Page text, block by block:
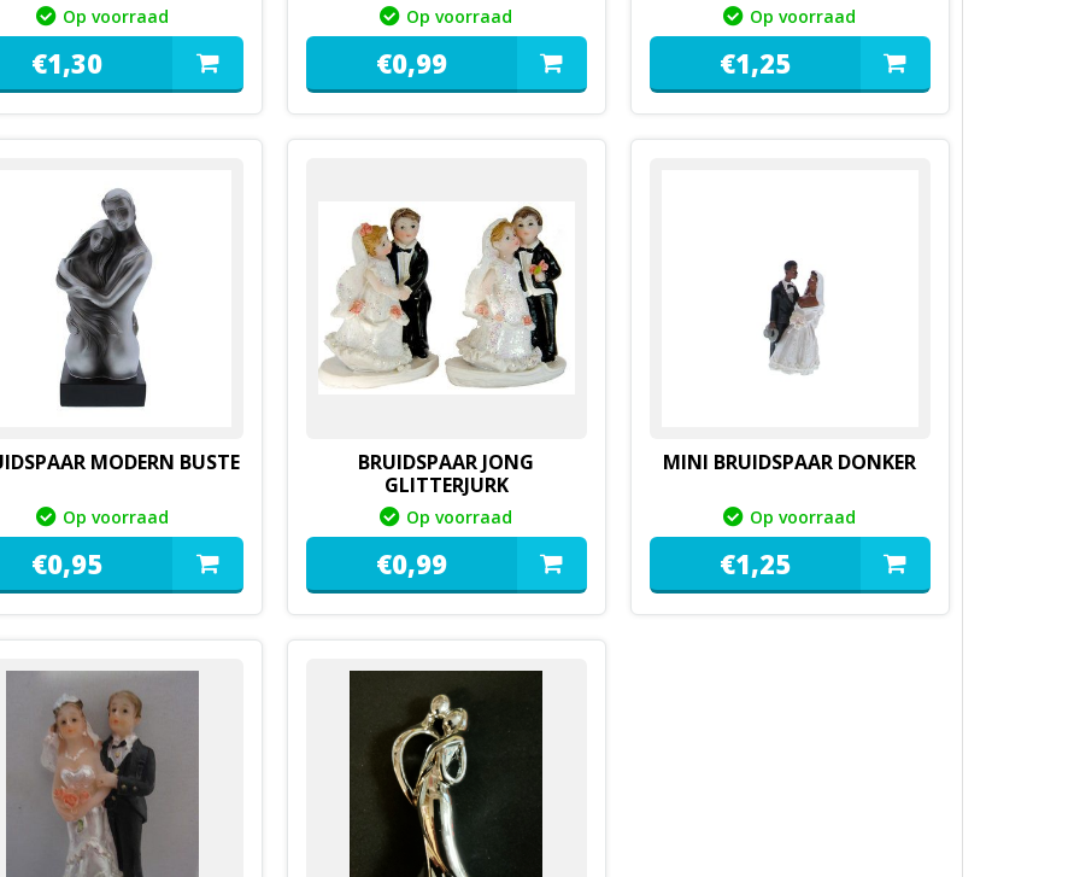
Op voorraad
€1,30
Op voorraad
€0,99
Op voorraad
€1,25
MODERN BUSTE
Op voorraad
€0,95
BRUIDSPAAR JONG
GLITTERJURK
Op voorraad
€0,99
MINI BRUIDSPAAR DONKER
Op voorraad
€1,25